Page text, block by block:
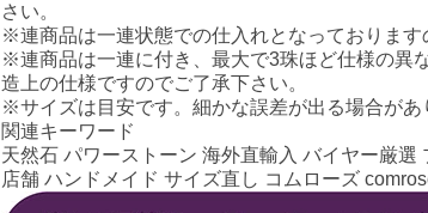
さい。
※連商品は一連状態での仕入れとなっております
※連商品は一連に付き、最大で3珠ほど仕様の異
造上の仕様ですのでご了承下さい。
※サイズは目安です。細かな誤差が出る場合があ
関連キーワード
天然石 パワーストーン 海外直輸入 バイヤー厳
店舗 ハンドメイド サイズ直し コムローズ